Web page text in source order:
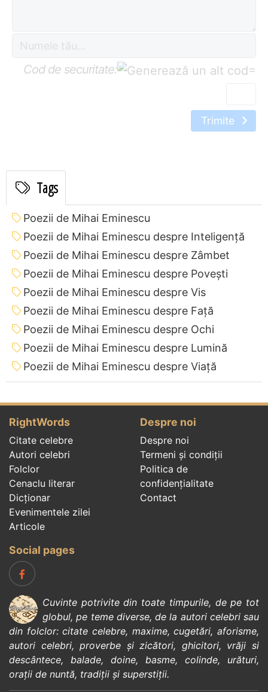
Cod de securitate: =
Trimite
Tags
Poezii de Mihai Eminescu
Poezii de Mihai Eminescu despre Inteligență
Poezii de Mihai Eminescu despre Zâmbet
Poezii de Mihai Eminescu despre Povești
Poezii de Mihai Eminescu despre Vis
Poezii de Mihai Eminescu despre Față
Poezii de Mihai Eminescu despre Ochi
Poezii de Mihai Eminescu despre Lumină
Poezii de Mihai Eminescu despre Viață
RightWords
Citate celebre
Autori celebri
Folclor
Cenaclu literar
Dicționar
Evenimentele zilei
Articole
Despre noi
Despre noi
Termeni și condiții
Politica de
confidenţialitate
Contact
Social pages
Cuvinte potrivite din toate timpurile, de pe tot
globul, pe teme diverse, de la autori celebrisau
din folclor:citate celebre, maxime,cugetări,aforisme,
autori celebri,proverbe și zicători, ghicitori, vrăji si
descântece, balade, doine, basme, colinde, urături,
orații de nuntă, tradiții și superstiții.